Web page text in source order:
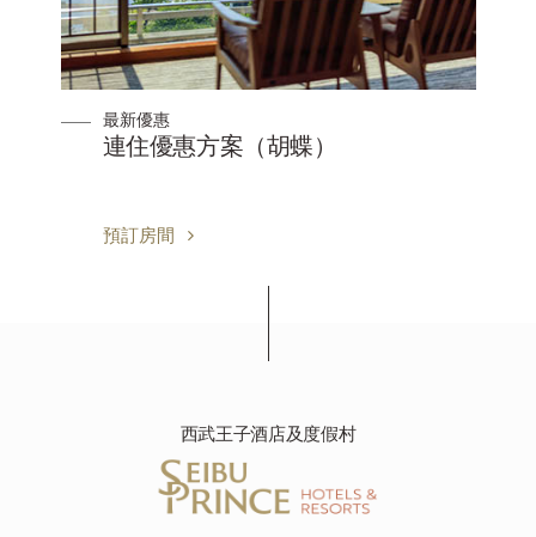
最新優惠
連住優惠方案（胡蝶）
預訂房間
西武王子酒店及度假村